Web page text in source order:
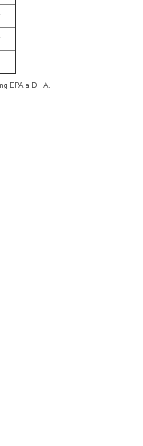
EPA a DHA.